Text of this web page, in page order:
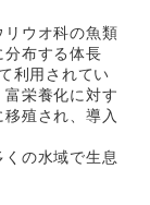
リウオ科の魚類
分布する体長
利用されてい
栄養化に対す
殖され、導入
の水域で生息